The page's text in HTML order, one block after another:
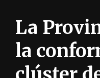
ó
n
La
la